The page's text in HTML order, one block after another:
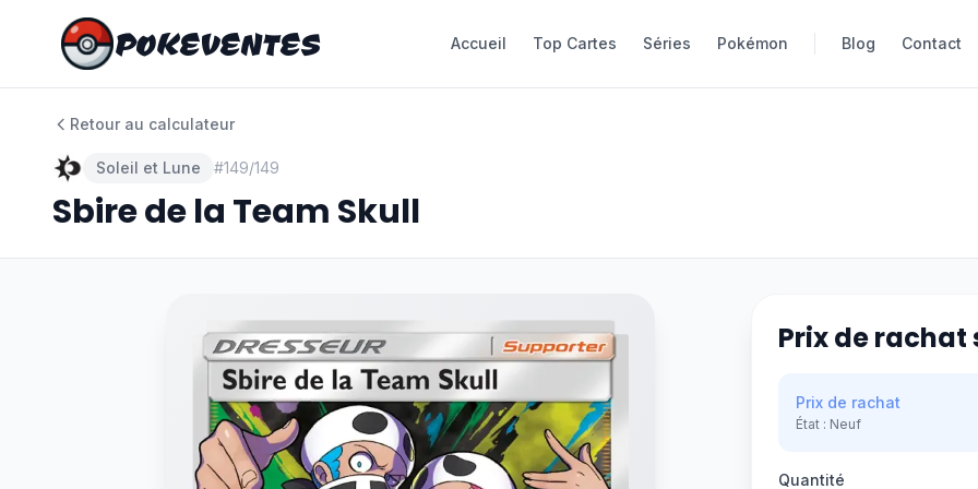
POKEVENTES Accueil Top Cartes Séries Pokémon Blog Contact
POKEVENTES Accueil Top Cartes Séries Pokémon Blog Contact
Retour au calculateur
Soleil et Lune #149/149
Sbire de la Team Skull
Prix de rachat
Prix de rachat
État : Neuf
Quantité